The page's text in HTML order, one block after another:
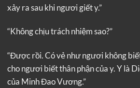
xảy ra sau khi ngươi giết y.”
“Không chịu trách nhiệm sao?”
“Được rồi. Có vẻ như ngươi không
cho ngươi biết thân phận của y. Y là
của Minh Đao Vương.”